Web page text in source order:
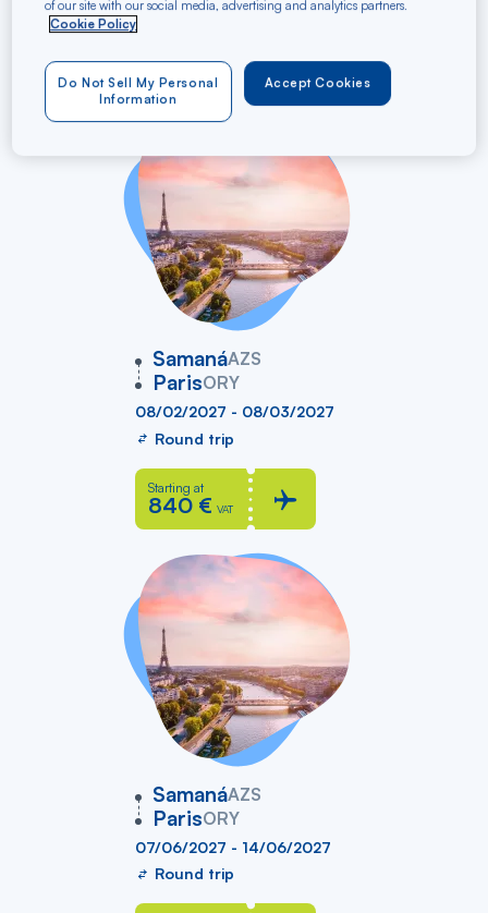
Round trip One way
Filter
SamanáAZS
vers
ParisORY
08/02/2027 - 08/03/2027
Round trip
Starting at
840 € VAT
SamanáAZS
vers
ParisORY
07/06/2027 - 14/06/2027
Round trip
of our site with our social media, advertising and analytics partners.
Cookie Policy
Accept Cookies
Do Not Sell My Personal
Information